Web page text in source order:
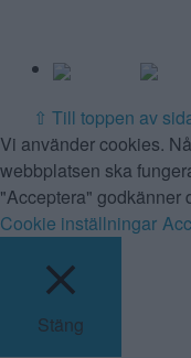
⇧ Till toppen av
Vi använder cookies.
webbplatsen ska
"Acceptera" godkänner
Cookie inställningar
Stäng